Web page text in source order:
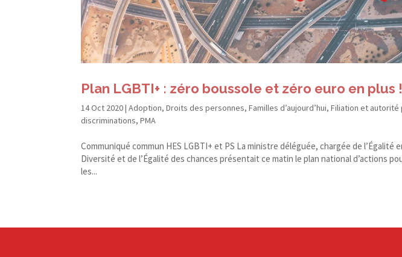
Plan LGBTI+ : zéro boussole et zéro euro en plus !
14 Oct 2020|Adoption,Droits des personnes,Familles d’aujourd’hui,Filiation et autorité
discriminations,PMA
Com­mu­niqué com­mun HES LGBTI+ et PS La min­istre déléguée, chargée de l’Égalité
Diver­sité et de l’Égalité des chances présen­tait ce matin le plan nation­al d’actions
les...